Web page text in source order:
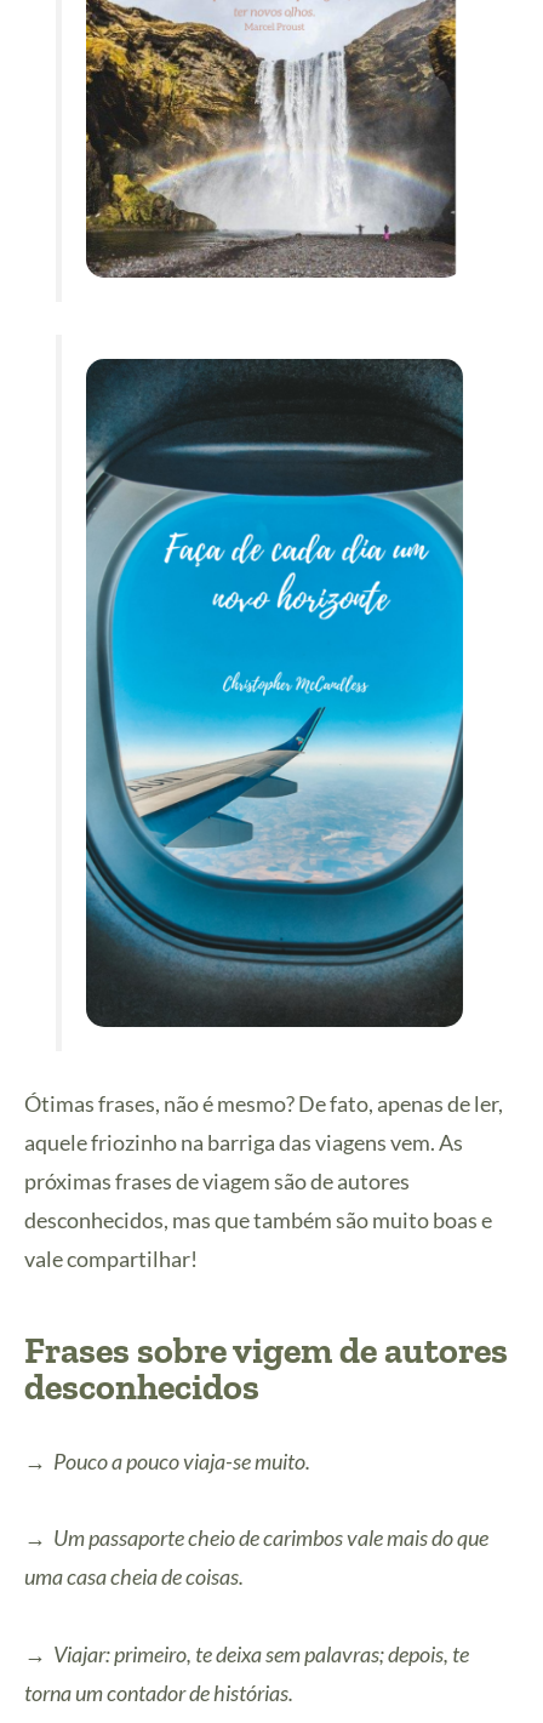
Ótimas frases, não é mesmo? De fato, apenas de ler,
aquele friozinho na barriga das viagens vem. As
próximas frases de viagem são de autores
desconhecidos, mas que também são muito boas e
vale compartilhar!
Frases sobre vigem de autores
desconhecidos
→ Pouco a pouco viaja-se muito.
→ Um passaporte cheio de carimbos vale mais do que
uma casa cheia de coisas.
→ Viajar: primeiro, te deixa sem palavras; depois, te
torna um contador de histórias.